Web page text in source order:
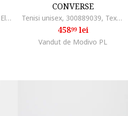
Ghete Chuck Taylor All Star Elements, Negru
CONVERSE
Tenisi unisex, 300889039, Textil, Alb, Alb
45899lei
Vandut de Modivo PL